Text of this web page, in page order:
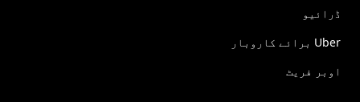
ڈرائیو
Uber برائے کاروبار
اوبر فریٹ